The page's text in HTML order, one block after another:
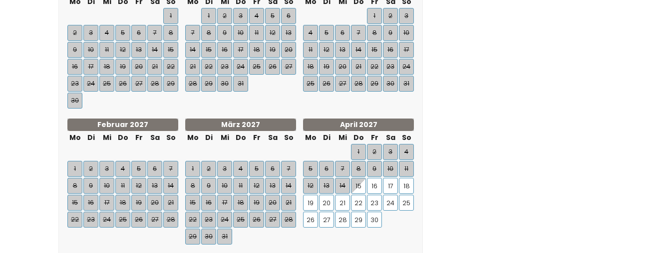
1
2
3 4 5 6 7
8
9
10 11 12 13 14
15
16
17 18 19 20 21
22
23
24 25 26 27 28
29
30
1 2 3 4 5
6
7
8 9 10 11 12
13
14
15 16 17 18 19
20
21
22 23 24 25 26
27
28
29 30 31
1 2
3
4
5 6 7 8 9
10
11
12 13 14 15 16
17
18
19 20 21 22 23
24
25
26 27 28 29 30 31
Februar 2027
Mo
Di Mi Do Fr Sa So
1 2 3 4 5 6
7
8
9 10 11 12 13
14
15
16 17 18 19 20
21
22
23 24 25 26 27 28
März 2027
Mo
Di Mi Do Fr Sa So
1 2 3 4 5 6
7
8
9 10 11 12 13
14
15
16 17 18 19 20
21
22
23 24 25 26 27
28
29
30 31
April 2027
Mo
Di Mi Do Fr Sa So
1 2 3
4
5
6 7 8 9 10
11
12
13 14 15 16 17
18
19
20 21 22 23 24
25
26
27 28 29 30